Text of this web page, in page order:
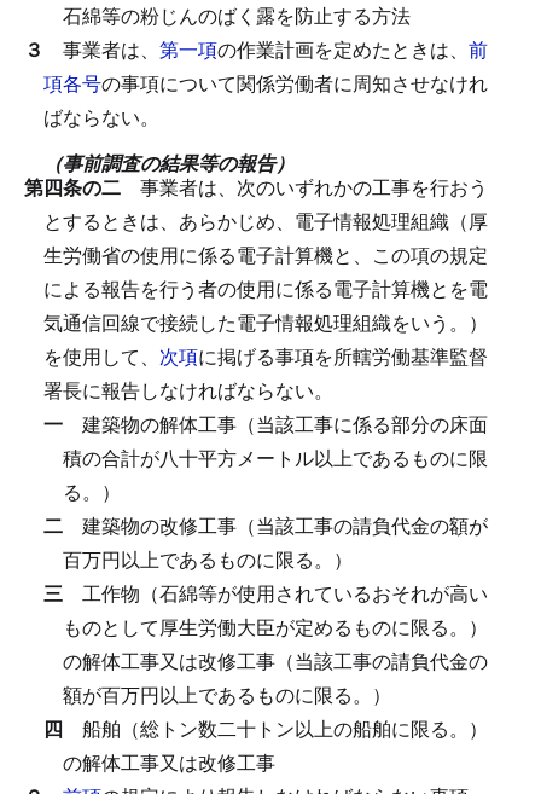
石綿等の粉じんのばく露を防止する方法
３ 事業者は、 第一項の作業計画を定めたときは、 前
項各号の事項について関係労働者に周知させなけれ
ばならない。
（事前調査の結果等の報告）
第四条の二 事業者は、次のいずれかの工事を行おう
とするときは、あらかじめ、電子情報処理組織（厚
生労働省の使用に係る電子計算機と、この項の規定
による報告を行う者の使用に係る電子計算機とを電
気通信回線で接続した電子情報処理組織をいう。）
を使用して、 次項に掲げる事項を所轄労働基準監督
署長に報告しなければならない。
一 建築物の解体工事（当該工事に係る部分の床面
積の合計が八十平方メートル以上であるものに限
る。）
二 建築物の改修工事（当該工事の請負代金の額が
百万円以上であるものに限る。）
三 工作物（石綿等が使用されているおそれが高い
ものとして厚生労働大臣が定めるものに限る。）
の解体工事又は改修工事（当該工事の請負代金の
額が百万円以上であるものに限る。）
四 船舶（総トン数二十トン以上の船舶に限る。）
の解体工事又は改修工事